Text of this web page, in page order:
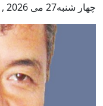
چهار شنبه27 می 2026 ,